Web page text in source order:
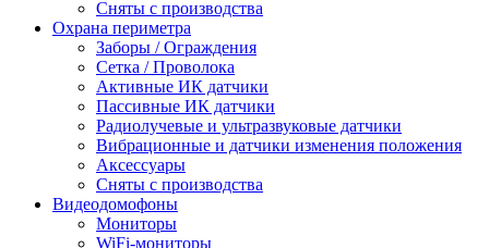
Сняты с производства
Охрана периметра
Заборы / Ограждения
Сетка / Проволока
Активные ИК датчики
Пассивные ИК датчики
Радиолучевые и ультразвуковые датчики
Вибрационные и датчики изменения положения
Аксессуары
Сняты с производства
Видеодомофоны
Мониторы
WiFi-мониторы